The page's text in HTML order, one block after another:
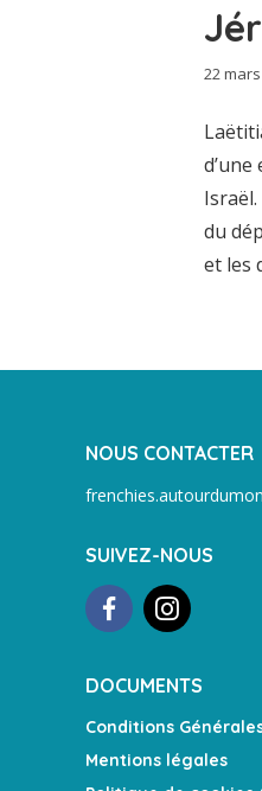
22
du
et les
NOUS CONTACTER
SUIVEZ-NOUS
DOCUMENTS
Conditions
Mentions légales